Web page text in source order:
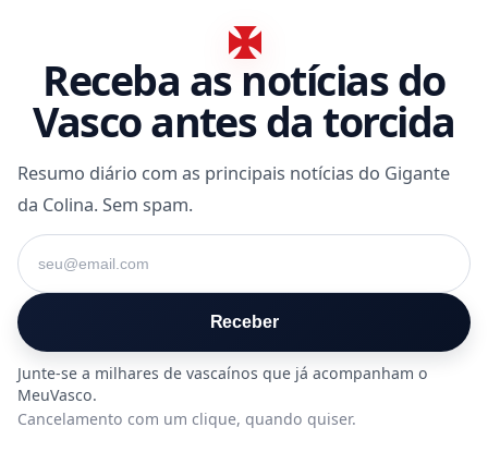
Receba as notícias do
Vasco antes da torcida
Resumo diário com as principais notícias do Gigante
da Colina. Sem spam.
Seu e-mail
Receber
Cancelamento com um clique, quando quiser.